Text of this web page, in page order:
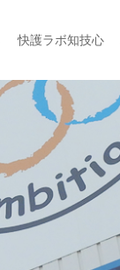
快護ラボ知技心